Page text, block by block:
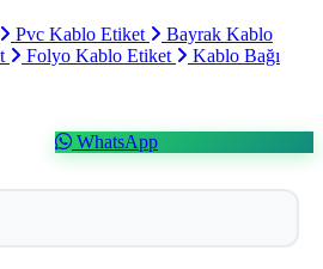
Pvc Kablo Etiket
Bayrak Kablo
Folyo Kablo Etiket
Kablo Bağı
WhatsApp